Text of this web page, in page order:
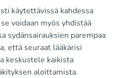
käytettävissä kahdessa
voidaan myös yhdistää
sydänsairauksien parempaa
että seuraat lääkärisi
keskustele kaikista
aloittamista.